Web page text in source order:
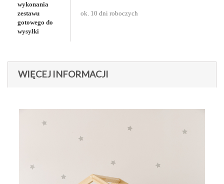
wykonania
zestawu
gotowego do
wysyłki
ok. 10 dni roboczych
WIĘCEJ INFORMACJI